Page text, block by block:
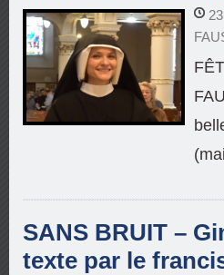
SANS BRUIT –
texte par le